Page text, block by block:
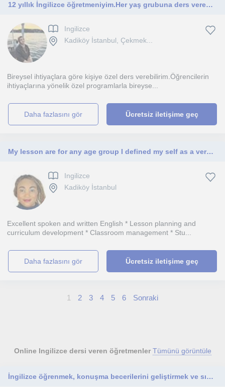
12 yıllık İngilizce öğretmeniyim.Her yaş grubuna ders verebilirim.
Ingilizce
Kadiköy İstanbul, Çekmek...
Bireysel ihtiyaçlara göre kişiye özel ders verebilirim.Öğrencilerin
ihtiyaçlarına yönelik özel programlarla bireyse...
daha fazlasını gör Ücretsiz iletişime geç
My lesson are for any age group I defined my self as a very engaging teacher that help students have a interactive class.
Ingilizce
Kadiköy İstanbul
Excellent spoken and written English * Lesson planning and
curriculum development * Classroom management * Stu...
daha fazlasını gör Ücretsiz iletişime geç
1 2 3 4 5 6 Sonraki
Online Ingilizce dersi veren öğretmenler Tümünü görüntüle
İngilizce öğrenmek, konuşma becerilerini geliştirmek ve sınavlara hazırlanmak isteyen herkese özel dersler planlıyorum!